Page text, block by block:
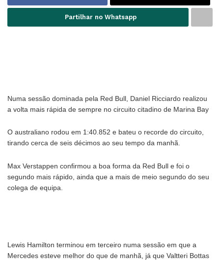
Partilhar no Whatsapp
Numa sessão dominada pela Red Bull, Daniel Ricciardo realizou
a volta mais rápida de sempre no circuito citadino de Marina Bay
O australiano rodou em 1:40.852 e bateu o recorde do circuito,
tirando cerca de seis décimos ao seu tempo da manhã.
Max Verstappen confirmou a boa forma da Red Bull e foi o
segundo mais rápido, ainda que a mais de meio segundo do seu
colega de equipa.
Lewis Hamilton terminou em terceiro numa sessão em que a
Mercedes esteve melhor do que de manhã, já que Valtteri Bottas